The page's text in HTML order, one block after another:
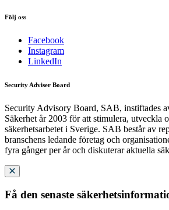
Följ oss
Facebook
Instagram
LinkedIn
Security Adviser Board
Security Advisory Board, SAB, instiftades
Säkerhet år 2003 för att stimulera, utveckla
säkerhetsarbetet i Sverige. SAB består av
branschens ledande företag och
fyra gånger per år och diskuterar aktuella
Få den senaste